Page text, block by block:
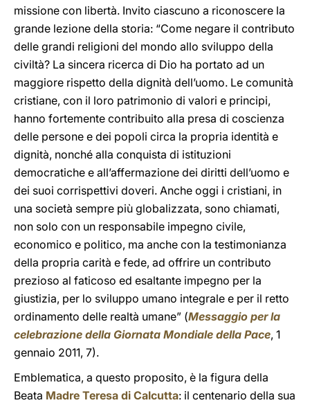
missione con libertà. Invito ciascuno a riconoscere la
grande lezione della storia: “Come negare il contributo
delle grandi religioni del mondo allo sviluppo della
civiltà? La sincera ricerca di Dio ha portato ad un
maggiore rispetto della dignità dell’uomo. Le comunità
cristiane, con il loro patrimonio di valori e principi,
hanno fortemente contribuito alla presa di coscienza
delle persone e dei popoli circa la propria identità e
dignità, nonché alla conquista di istituzioni
democratiche e all’affermazione dei diritti dell’uomo e
dei suoi corrispettivi doveri. Anche oggi i cristiani, in
una società sempre più globalizzata, sono chiamati,
non solo con un responsabile impegno civile,
economico e politico, ma anche con la testimonianza
della propria carità e fede, ad offrire un contributo
prezioso al faticoso ed esaltante impegno per la
giustizia, per lo sviluppo umano integrale e per il retto
ordinamento delle realtà umane” (Messaggio per la
celebrazione della Giornata Mondiale della Pace, 1
gennaio 2011, 7).
Emblematica, a questo proposito, è la figura della
Beata Madre Teresa di Calcutta: il centenario della sua